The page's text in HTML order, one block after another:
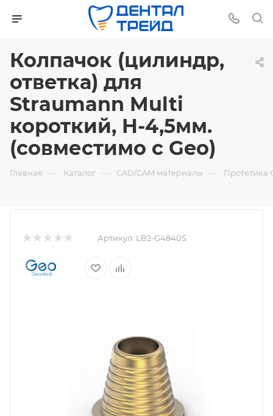
Колпачок (цилиндр,
ответка) для
Straumann Multi
короткий, H-4,5мм.
(совместимо с Geo)
Главная — Каталог — СAD/CAM материалы — Протетика
Артикул: LB2-G4840S